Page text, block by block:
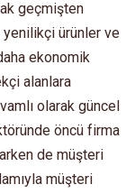
geçmişten
yenilikçi ürünler ve
ekonomik
alanlara
olarak güncel
öncü firma
de müşteri
müşteri